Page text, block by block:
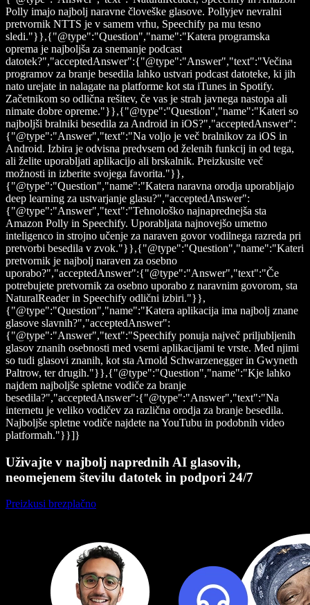
Polly imajo najbolj naravne človeške glasove. Pollyjev nevralni
pretvornik NTTS je v samem vrhu, Speechify pa mu tesno
sledi."}},{"@type":"Question","name":"Katera programska
oprema je najboljša za snemanje podcast
datotek?","acceptedAnswer":{"@type":"Answer","text":"Večina
programov za branje besedila lahko ustvari podcast datoteke, ki jih
nato urejate in nalagate na platforme kot sta iTunes in Spotify.
Začetnikom so odlična rešitev, če vas je strah javnega nastopa ali
nimate dobre opreme."}},{"@type":"Question","name":"Kateri so
najboljši bralniki besedila za Android in iOS?","acceptedAnswer":
{"@type":"Answer","text":"Na voljo je več bralnikov za iOS in
Android. Izbira je odvisna predvsem od želenih funkcij in od tega,
ali želite uporabljati aplikacijo ali brskalnik. Preizkusite več
možnosti in izberite svojega favorita."}},
{"@type":"Question","name":"Katera naravna orodja uporabljajo
deep learning za ustvarjanje glasu?","acceptedAnswer":
{"@type":"Answer","text":"Tehnološko najnaprednejša sta
Amazon Polly in Speechify. Uporabljata najnovejšo umetno
inteligenco in strojno učenje za naraven govor vodilnega razreda pri
pretvorbi besedila v zvok."}},{"@type":"Question","name":"Kateri
pretvornik je najbolj naraven za osebno
uporabo?","acceptedAnswer":{"@type":"Answer","text":"Če
potrebujete pretvornik za osebno uporabo z naravnim govorom, sta
NaturalReader in Speechify odlični izbiri."}},
{"@type":"Question","name":"Katera aplikacija ima najbolj znane
glasove slavnih?","acceptedAnswer":
{"@type":"Answer","text":"Speechify ponuja največ priljubljenih
glasov znanih osebnosti med vsemi aplikacijami te vrste. Med njimi
so tudi glasovi znanih, kot sta Arnold Schwarzenegger in Gwyneth
Paltrow, ter drugih."}},{"@type":"Question","name":"Kje lahko
najdem najboljše spletne vodiče za branje
besedila?","acceptedAnswer":{"@type":"Answer","text":"Na
internetu je veliko vodičev za različna orodja za branje besedila.
Najboljše spletne vodiče najdete na YouTubu in podobnih video
platformah."}}]}
Uživajte v najbolj naprednih AI glasovih,
neomejenem številu datotek in podpori 24/7
Preizkusi brezplačno